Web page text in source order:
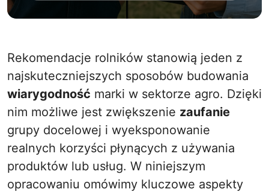
Rekomendacje rolników stanowią jeden z
najskuteczniejszych sposobów budowania
wiarygodność marki w sektorze agro. Dzięki
nim możliwe jest zwiększenie zaufanie
grupy docelowej i wyeksponowanie
realnych korzyści płynących z używania
produktów lub usług. W niniejszym
opracowaniu omówimy kluczowe aspekty